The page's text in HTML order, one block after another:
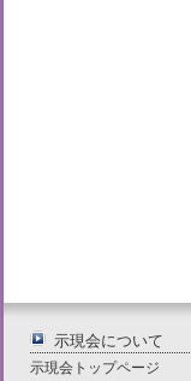
示現会について
示現会トップページ